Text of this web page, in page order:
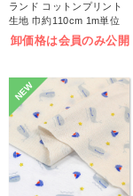
ランド コットンプリント
生地 巾約110cm 1m単位
(m)
卸価格は会員のみ公開
NEW